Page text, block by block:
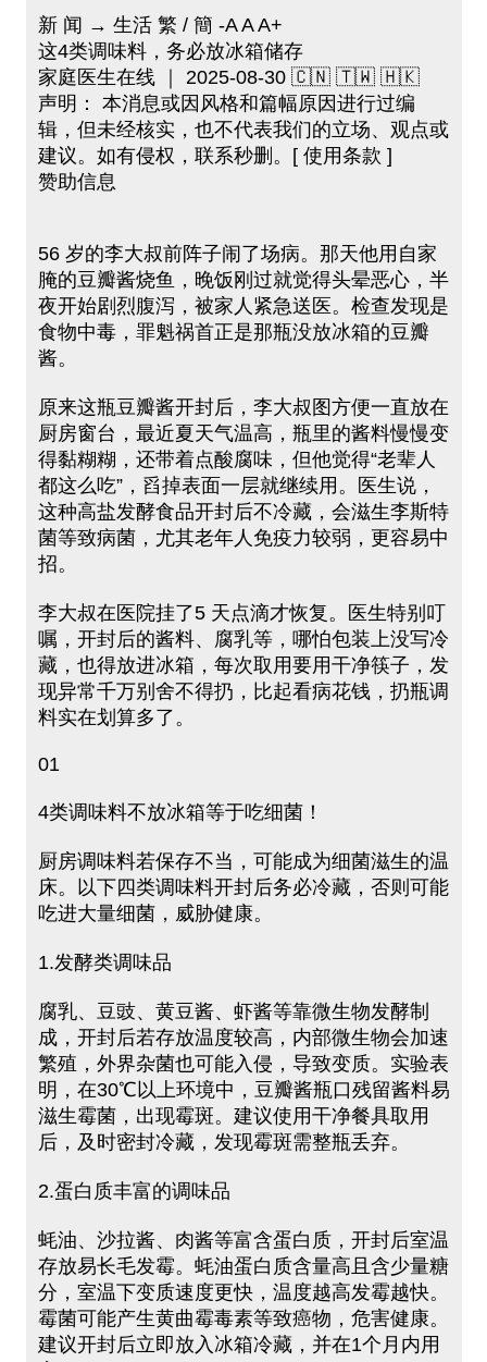
新 闻 → 生活 繁 / 簡 -A A A+
这4类调味料，务必放冰箱储存
家庭医生在线 ｜ 2025-08-30 🇨🇳 🇹🇼 🇭🇰
声明： 本消息或因风格和篇幅原因进行过编
辑，但未经核实，也不代表我们的立场、观点或
建议。如有侵权，联系秒删。[ 使用条款 ]
赞助信息
56 岁的李大叔前阵子闹了场病。那天他用自家
腌的豆瓣酱烧鱼，晚饭刚过就觉得头晕恶心，半
夜开始剧烈腹泻，被家人紧急送医。检查发现是
食物中毒，罪魁祸首正是那瓶没放冰箱的豆瓣
酱。
原来这瓶豆瓣酱开封后，李大叔图方便一直放在
厨房窗台，最近夏天气温高，瓶里的酱料慢慢变
得黏糊糊，还带着点酸腐味，但他觉得“老辈人
都这么吃”，舀掉表面一层就继续用。医生说，
这种高盐发酵食品开封后不冷藏，会滋生李斯特
菌等致病菌，尤其老年人免疫力较弱，更容易中
招。
李大叔在医院挂了5 天点滴才恢复。医生特别叮
嘱，开封后的酱料、腐乳等，哪怕包装上没写冷
藏，也得放进冰箱，每次取用要用干净筷子，发
现异常千万别舍不得扔，比起看病花钱，扔瓶调
料实在划算多了。
01
4类调味料不放冰箱等于吃细菌！
厨房调味料若保存不当，可能成为细菌滋生的温
床。以下四类调味料开封后务必冷藏，否则可能
吃进大量细菌，威胁健康。
1.发酵类调味品
腐乳、豆豉、黄豆酱、虾酱等靠微生物发酵制
成，开封后若存放温度较高，内部微生物会加速
繁殖，外界杂菌也可能入侵，导致变质。实验表
明，在30℃以上环境中，豆瓣酱瓶口残留酱料易
滋生霉菌，出现霉斑。建议使用干净餐具取用
后，及时密封冷藏，发现霉斑需整瓶丢弃。
2.蛋白质丰富的调味品
蚝油、沙拉酱、肉酱等富含蛋白质，开封后室温
存放易长毛发霉。蚝油蛋白质含量高且含少量糖
分，室温下变质速度更快，温度越高发霉越快。
霉菌可能产生黄曲霉毒素等致癌物，危害健康。
建议开封后立即放入冰箱冷藏，并在1个月内用